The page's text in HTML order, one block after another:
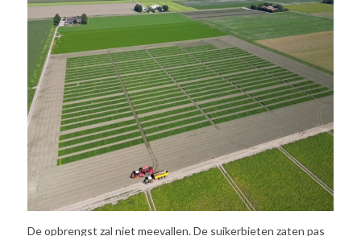
De opbrengst zal niet meevallen. De suikerbieten zaten pas